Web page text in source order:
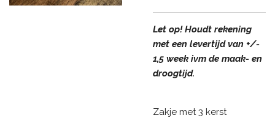
Let op! Houdt rekening
met een levertijd van +/-
1,5 week ivm de maak- en
droogtijd.
Zakje met 3 kerst